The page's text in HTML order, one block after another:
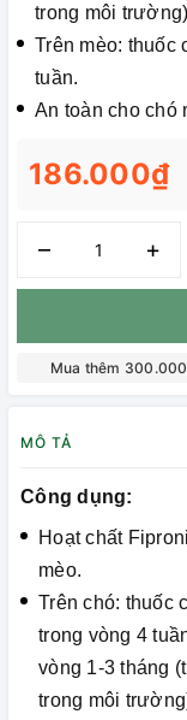
trong môi
Trên mèo: thuốc
tuần.
An toàn cho chó
186.000₫
– +
Mua thêm
MÔ TẢ
Công dụng:
Hoạt chất
mèo.
Trên chó: thuốc
trong vòng 4
vòng 1-3 tháng
trong môi